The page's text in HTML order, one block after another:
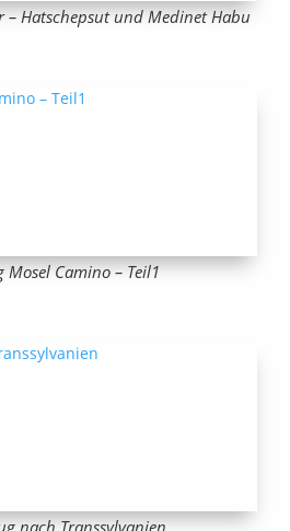
– Hatschepsut und Medinet Habu
Mosel Camino – Teil1
nach Transsylvanien